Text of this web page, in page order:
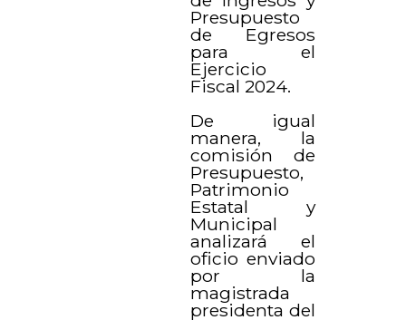
Presupuesto
de Egresos
para el
Ejercicio
Fiscal 2024.
De igual
manera, la
comisión de
Presupuesto,
Patrimonio
Estatal y
Municipal
analizará el
oficio enviado
por la
magistrada
presidenta del